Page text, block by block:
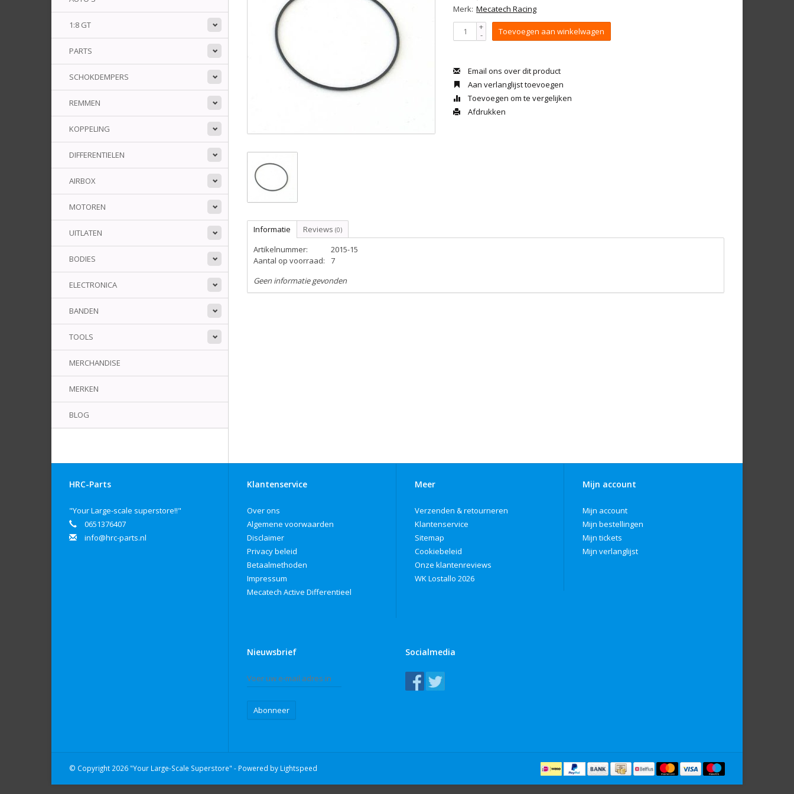
1:8 GT
PARTS
SCHOKDEMPERS
REMMEN
KOPPELING
DIFFERENTIELEN
AIRBOX
MOTOREN
UITLATEN
BODIES
ELECTRONICA
BANDEN
TOOLS
MERCHANDISE
MERKEN
BLOG
Merk: Mecatech Racing
+
- Toevoegen aan winkelwagen
Email ons over dit product
Aan verlanglijst toevoegen
Toevoegen om te vergelijken
Afdrukken
Informatie Reviews (0)
Artikelnummer:
2015-15
Aantal op voorraad:
7
Geen informatie gevonden
HRC-Parts
"Your Large-scale superstore!!"
0651376407
info@hrc-parts.nl
Klantenservice
Over ons
Algemene voorwaarden
Disclaimer
Privacy beleid
Betaalmethoden
Impressum
Mecatech Active Differentieel
Meer
Verzenden & retourneren
Klantenservice
Sitemap
Cookiebeleid
Onze klantenreviews
WK Lostallo 2026
Mijn account
Mijn account
Mijn bestellingen
Mijn tickets
Mijn verlanglijst
Nieuwsbrief
Abonneer
Socialmedia
© Copyright 2026 "Your Large-Scale Superstore" - Powered by Lightspeed